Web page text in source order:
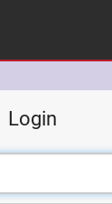
Login